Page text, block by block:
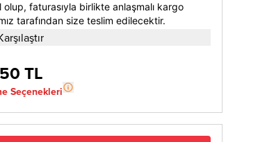
olup, faturasıyla birlikte anlaşmalı kargo
tarafından size teslim edilecektir.
TL
Seçenekleri